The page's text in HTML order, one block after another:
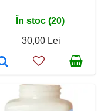
În stoc (20)
30,00 Lei